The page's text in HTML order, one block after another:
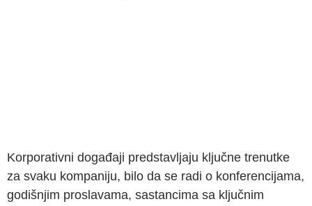
Korporativni događaji predstavljaju ključne trenutke
za svaku kompaniju, bilo da se radi o konferencijama,
godišnjim proslavama, sastancima sa ključnim